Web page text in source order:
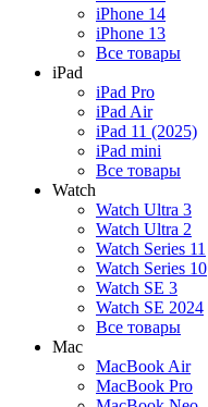
iPhone 14
iPhone 13
Все товары
iPad
iPad Pro
iPad Air
iPad 11 (2025)
iPad mini
Все товары
Watch
Watch Ultra 3
Watch Ultra 2
Watch Series 11
Watch Series 10
Watch SE 3
Watch SE 2024
Все товары
Mac
MacBook Air
MacBook Pro